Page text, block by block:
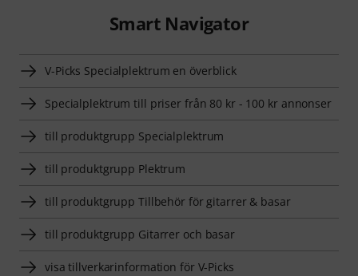
Smart Navigator
V-Picks Specialplektrum en överblick
Specialplektrum till priser från 80 kr - 100 kr annonser
till produktgrupp Specialplektrum
till produktgrupp Plektrum
till produktgrupp Tillbehör för gitarrer & basar
till produktgrupp Gitarrer och basar
visa tillverkarinformation för V-Picks